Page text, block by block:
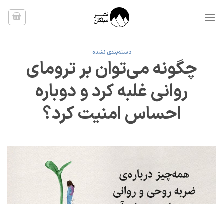
دسته‌بندی نشده
چگونه می‌توان بر ترومای
روانی غلبه کرد و دوباره
احساس امنیت کرد؟